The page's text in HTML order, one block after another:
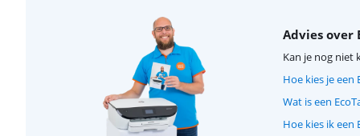
Advies over
Kan je nog niet
Hoe kies je
Wat is een
Hoe kies ik een